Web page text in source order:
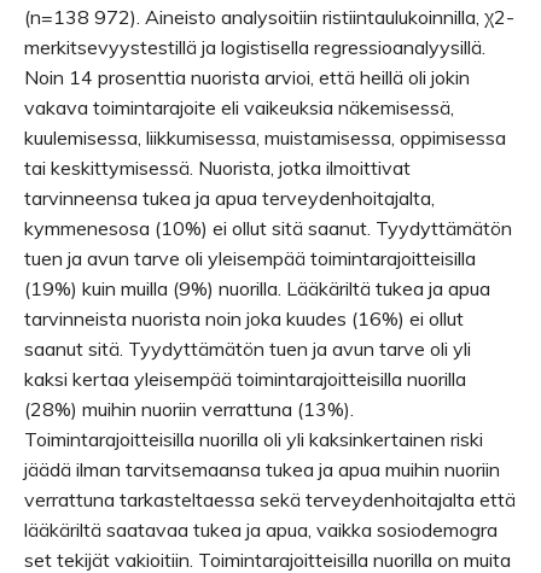
(n=138 972). Aineisto analysoitiin ristiintaulukoinnilla, χ2-
merkitsevyystestillä ja logistisella regressioanalyysillä.
Noin 14 prosenttia nuorista arvioi, että heillä oli jokin
vakava toimintarajoite eli vaikeuksia näkemisessä,
kuulemisessa, liikkumisessa, muistamisessa, oppimisessa
tai keskittymisessä. Nuorista, jotka ilmoittivat
tarvinneensa tukea ja apua terveydenhoitajalta,
kymmenesosa (10%) ei ollut sitä saanut. Tyydyttämätön
tuen ja avun tarve oli yleisempää toimintarajoitteisilla
(19%) kuin muilla (9%) nuorilla. Lääkäriltä tukea ja apua
tarvinneista nuorista noin joka kuudes (16%) ei ollut
saanut sitä. Tyydyttämätön tuen ja avun tarve oli yli
kaksi kertaa yleisempää toimintarajoitteisilla nuorilla
(28%) muihin nuoriin verrattuna (13%).
Toimintarajoitteisilla nuorilla oli yli kaksinkertainen riski
jäädä ilman tarvitsemaansa tukea ja apua muihin nuoriin
verrattuna tarkasteltaessa sekä terveydenhoitajalta että
lääkäriltä saatavaa tukea ja apua, vaikka sosiodemogra
set tekijät vakioitiin. Toimintarajoitteisilla nuorilla on muita